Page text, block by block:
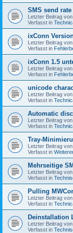
SMS send rate
Letzter Beitrag von
Verfasst in
ixConn
Letzter Beitrag von
Verfasst in
ixConn 1.5
Letzter Beitrag von
Verfasst in
unicode
Letzter Beitrag von
Verfasst in
Automatic
Letzter Beitrag von
Verfasst in
Tray-
Letzter Beitrag von
Verfasst in
Mehrseitige
Letzter Beitrag von
Verfasst in
Pulling
Letzter Beitrag von
Verfasst in
Deinstallation
Letzter Beitrag von
Verfasst in